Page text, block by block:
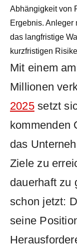
Abhängigkeit von
Ergebnis. Anleger
das langfristige
kurzfristigen
Mit einem
Millionen
2025setzt
kommenden
das
Ziele zu
dauerhaft zu
schon jetzt:
seine